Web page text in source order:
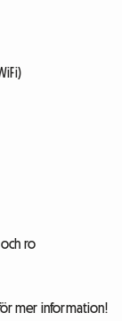
ro
mer information!